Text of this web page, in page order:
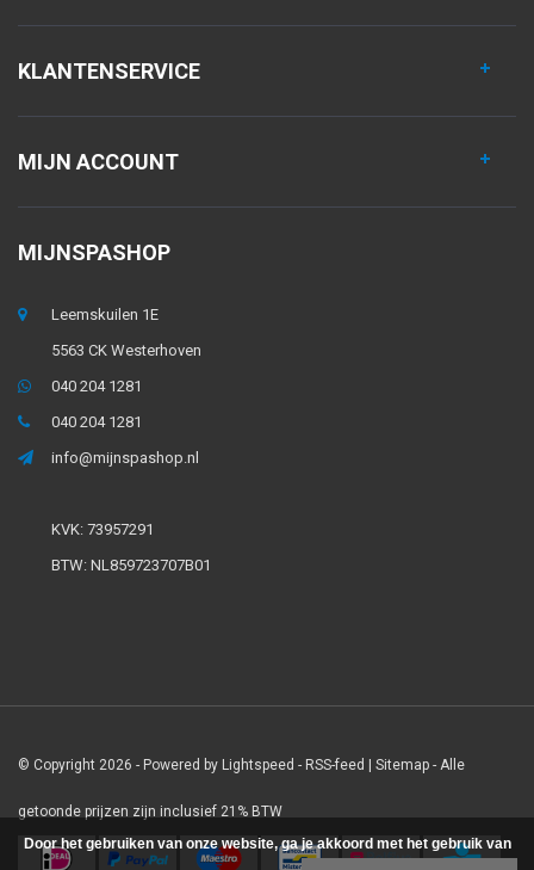
KLANTENSERVICE
MIJN ACCOUNT
MIJNSPASHOP
Leemskuilen 1E
5563 CK Westerhoven
040 204 1281
040 204 1281
info@mijnspashop.nl
KVK: 73957291
BTW: NL859723707B01
© Copyright 2026 - Powered by Lightspeed - RSS-feed Sitemap - Alle
getoonde prijzen zijn inclusief 21% BTW
Door het gebruiken van onze website, ga je akkoord met het gebruik van